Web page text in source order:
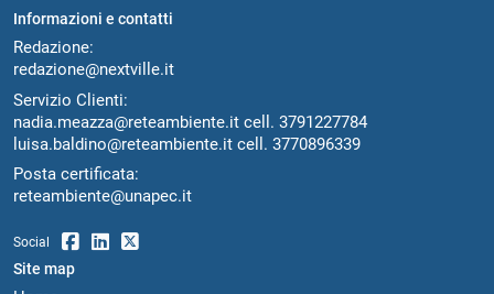
Informazioni e contatti
Redazione:
redazione@nextville.it
Servizio Clienti:
nadia.meazza@reteambiente.it cell. 3791227784
luisa.baldino@reteambiente.it cell. 3770896339
Posta certificata:
reteambiente@unapec.it
Social
Site map